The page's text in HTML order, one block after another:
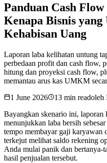
Panduan Cash
Kenapa Bisnis yang
Kehabisan Uang
Laporan laba kelihatan untung
perbedaan profit dan cash flow,
hitung dan proyeksi cash flow,
memantau arus kas UMKM
1 June 2026
13 min readoleh
Bayangkan skenario ini, laporan
menunjukkan laba bersih
tempo membayar gaji karyawan
terkejut melihat saldo rekening
Anda mulai panik dan bertanya-
hasil penjualan tersebut.